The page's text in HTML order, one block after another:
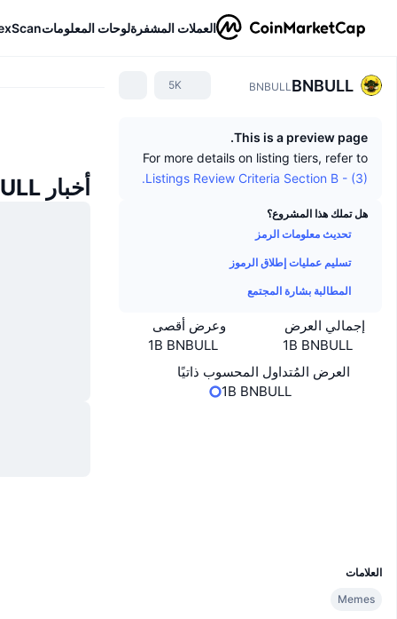
العملات المشفرةلوحات المعلومات
BNBULL
BNBULL
5K
This is a preview page.
For more details on listing tiers, refer to
Listings Review Criteria Section B - (3).
هل تملك هذا المشروع؟
تحديث معلومات الرمز
تسليم عمليات إطلاق الرموز
المطالبة بشارة المجتمع
إجمالي العرض
1B BNBULL
وعرض أقصى
1B BNBULL
العرض المُتداول المحسوب ذاتيًا
1B BNBULL
العلامات
Memes
أخبار BNBULL